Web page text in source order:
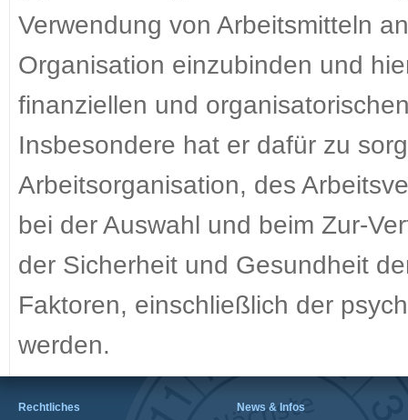
Verwendung von Arbeitsmitteln
Organisation einzubinden und
finanziellen und
Insbesondere hat er dafür zu
Arbeitsorganisation, des
bei der Auswahl und beim Zur-
der Sicherheit und Gesundheit
Faktoren, einschließlich der
werden.
Rechtliches News & Infos